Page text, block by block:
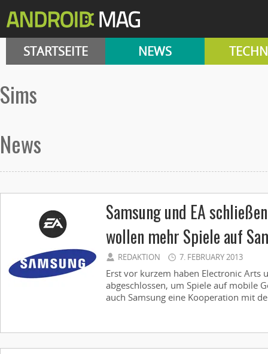
STARTSEITE NEWS
sims
News
Samsung und EA
wollen mehr Spiele auf
REDAKTION 7. FEBRUARY 2013
Erst vor kurzem haben Electronic Arts
abgeschlossen, um Spiele auf mobile
auch Samsung eine Kooperation mit